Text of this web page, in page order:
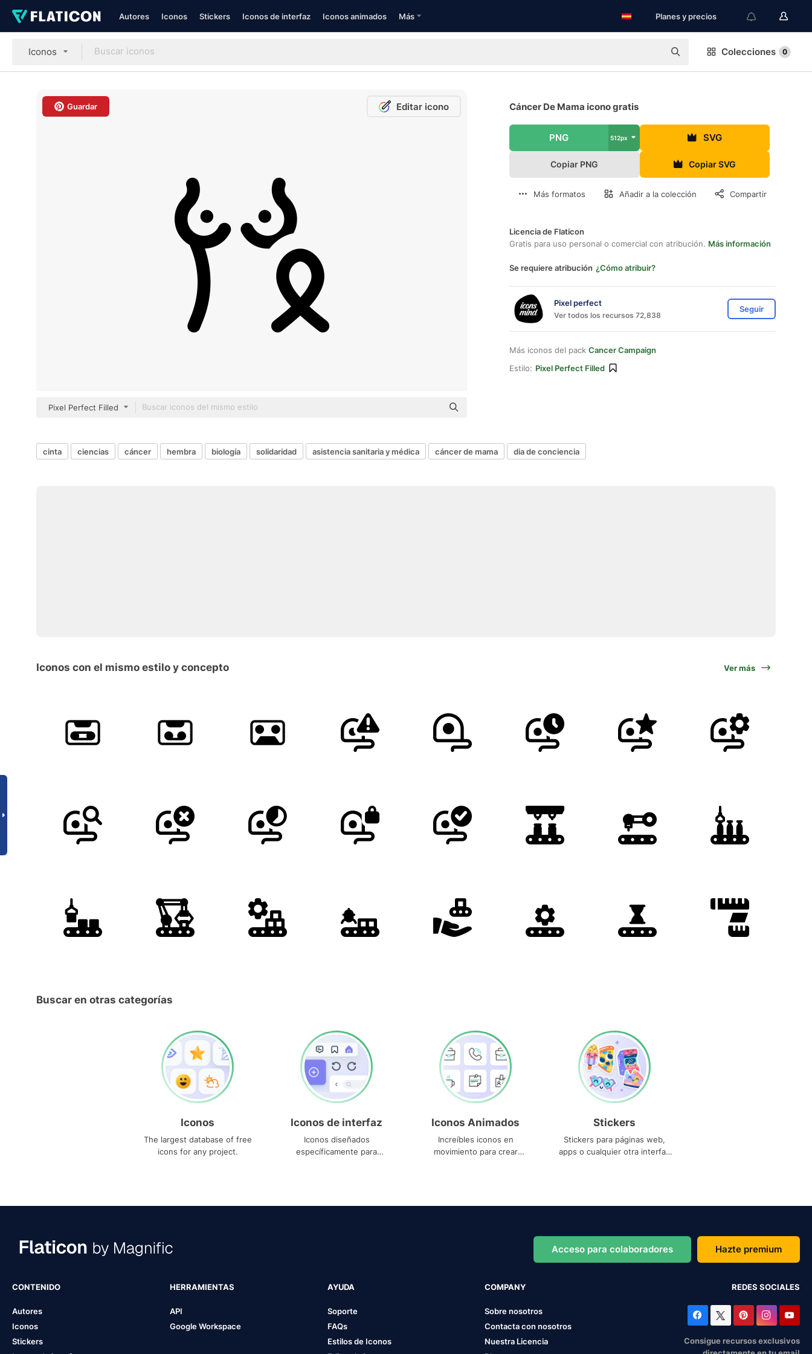
Autores Iconos Stickers Iconos de interfaz Iconos animados Más Planes y precios
Iconos Colecciones 0
Guardar Editar icono
Pixel Perfect Filled
Cáncer De Mama icono gratis
PNG 512px SVG
Copiar PNG Copiar SVG
Más formatos Añadir a la colección Compartir
Licencia de Flaticon
Gratis para uso personal o comercial con atribución. Más información
Se requiere atribución ¿Cómo atribuir?
Pixel perfect
Ver todos los recursos 72,838
Seguir
Más iconos del pack Cancer Campaign
Estilo: Pixel Perfect Filled
cinta ciencias cáncer hembra biología solidaridad asistencia sanitaria y médica cáncer de mama dia de conciencia
Iconos con el mismo estilo y concepto Ver más
Buscar en otras categorías
Iconos
The largest database of free
icons for any project.
Iconos de interfaz
Iconos diseñados
específicamente para
Iconos Animados
Increíbles iconos en
movimiento para crear
Stickers
Stickers para páginas web,
apps o cualquier otra interfaz
Acceso para colaboradores Hazte premium
CONTENIDO
Autores
Iconos
Stickers
HERRAMIENTAS
API
Google Workspace
AYUDA
Soporte
FAQs
Estilos de Iconos
COMPANY
Sobre nosotros
Contacta con nosotros
Nuestra Licencia
REDES SOCIALES
Consigue recursos exclusivos